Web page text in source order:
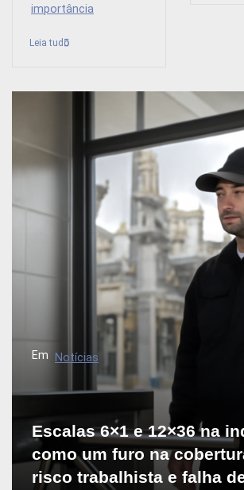
importância
Leia tudo
Em Notícias
Escalas 6×1 e 12×36 na
como um furo na
risco trabalhista e falha